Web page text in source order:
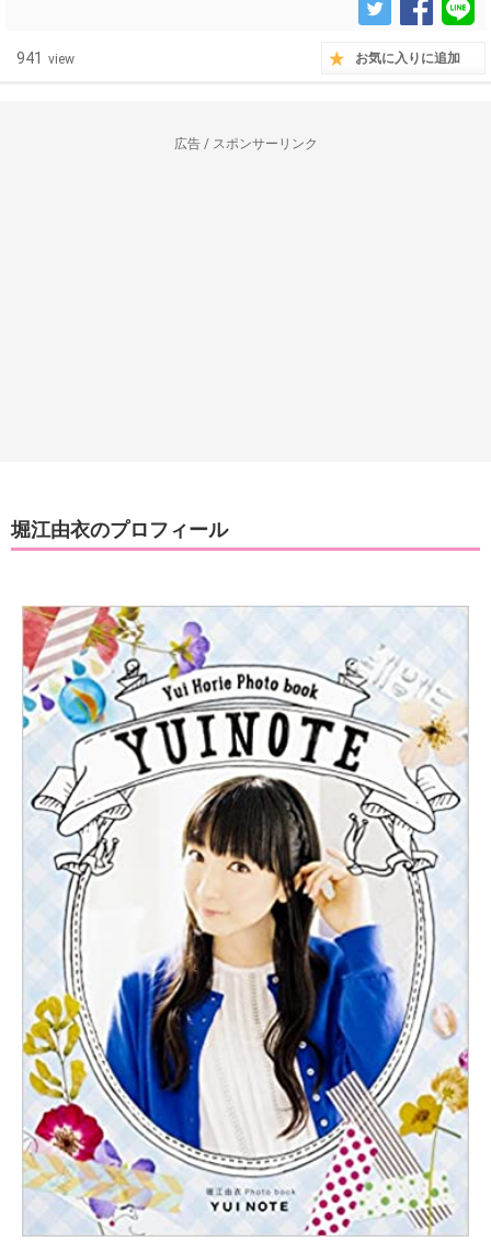
941 view お気に入りに追加
広告 / スポンサーリンク
堀江由衣のプロフィール